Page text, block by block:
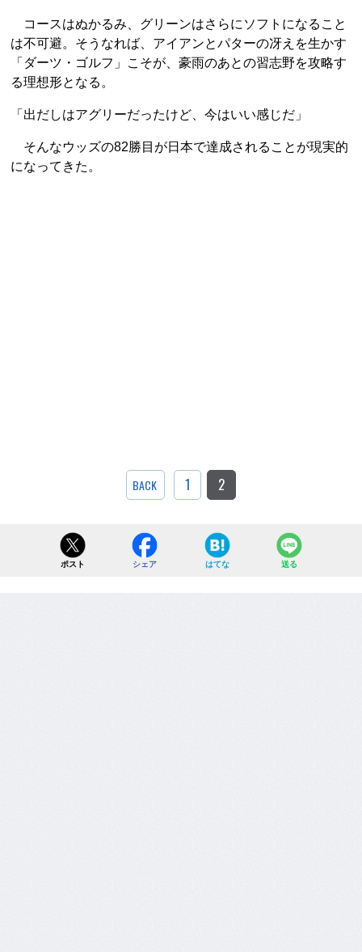
コースはぬかるみ、グリーンはさらにソフトになること
は不可避。そうなれば、アイアンとパターの冴えを生かす
「ダーツ・ゴルフ」こそが、豪雨のあとの習志野を攻略す
る理想形となる。
「出だしはアグリーだったけど、今はいい感じだ」
そんなウッズの82勝目が日本で達成されることが現実的
になってきた。
BACK 1 2
ポスト シェア はてな 送る